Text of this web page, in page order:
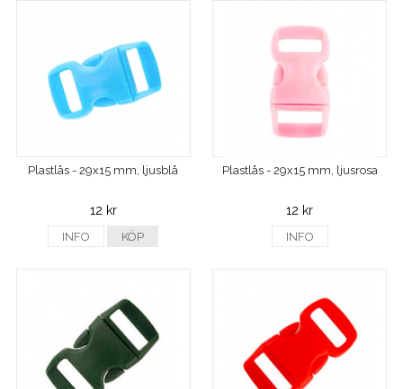
Plastlås - 29x15 mm, ljusblå
12 kr
INFO KÖP
Plastlås - 29x15 mm, ljusrosa
12 kr
INFO